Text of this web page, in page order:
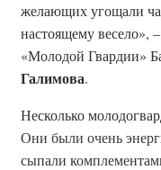
желающих угощали
настоящему весело»,
«Молодой Гвардии»
Галимова.
Несколько
Они были очень
сыпали